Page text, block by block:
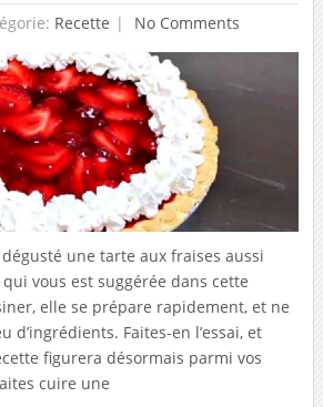
Recette No Comments
dégusté une tarte aux fraises aussi
vous est suggérée dans cette
elle se prépare rapidement, et ne
d’ingrédients. Faites-en l’essai, et
figurera désormais parmi vos
cuire une